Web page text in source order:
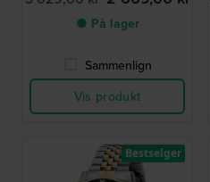
● På lager
Sammenlign
Vis produkt
Bestselger